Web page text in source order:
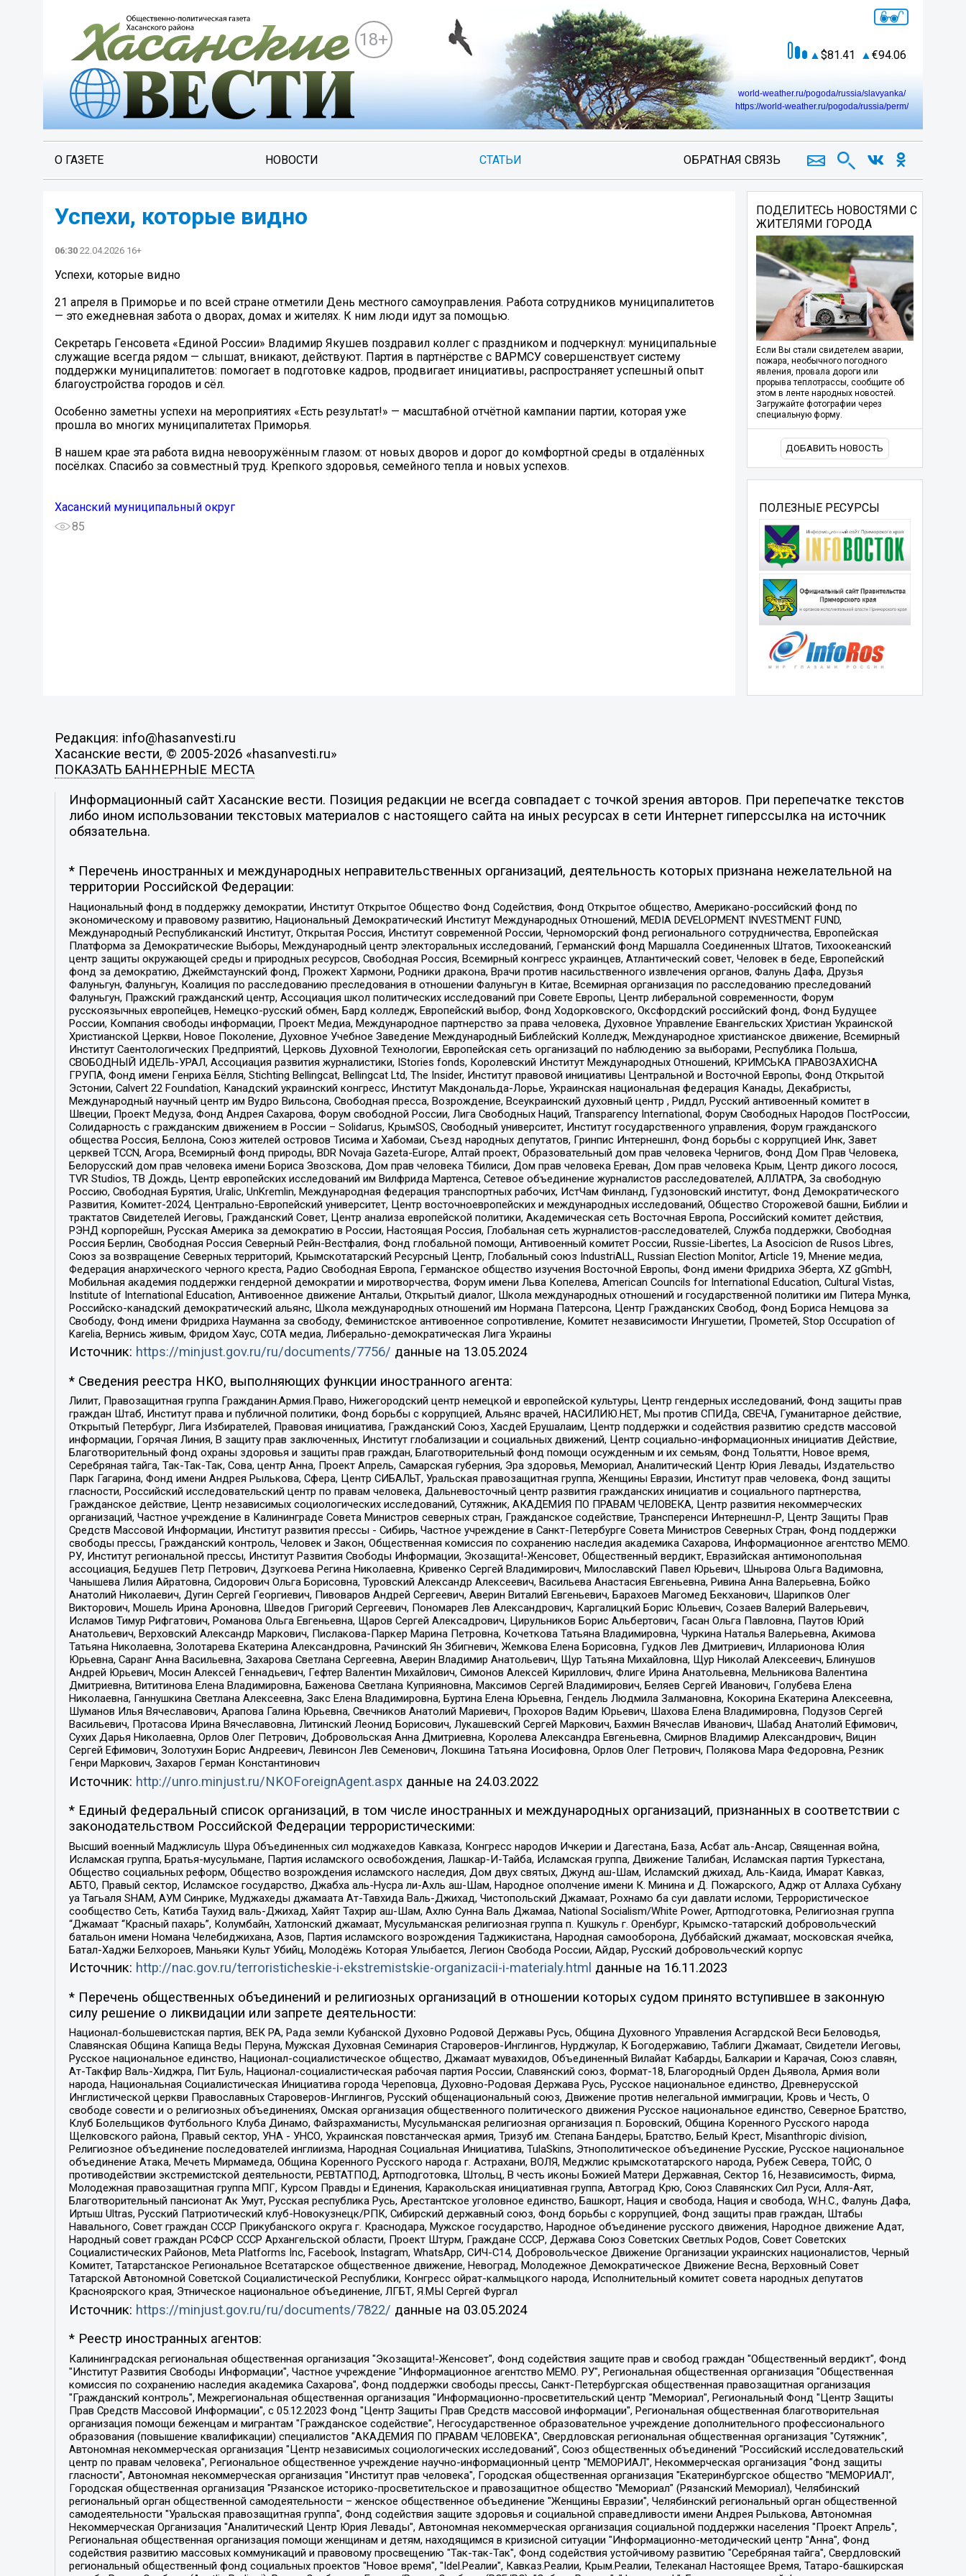
18+
81.41 94.06
world-weather.ru/pogoda/russia/slavyanka/
https://world-weather.ru/pogoda/russia/perm/
О ГАЗЕТЕ НОВОСТИ СТАТЬИ ОБРАТНАЯ СВЯЗЬ
Успехи, которые видно
06:30 22.04.2026 16+
Успехи, которые видно
21 апреля в Приморье и по всей стране отметили День местного самоуправления. Работа сотрудников муниципалитетов
— это ежедневная забота о дворах, домах и жителях. К ним люди идут за помощью.
Секретарь Генсовета «Единой России» Владимир Якушев поздравил коллег с праздником и подчеркнул: муниципальные
служащие всегда рядом — слышат, вникают, действуют. Партия в партнёрстве с ВАРМСУ совершенствует систему
поддержки муниципалитетов: помогает в подготовке кадров, продвигает инициативы, распространяет успешный опыт
благоустройства городов и сёл.
Особенно заметны успехи на мероприятиях «Есть результат!» — масштабной отчётной кампании партии, которая уже
прошла во многих муниципалитетах Приморья.
В нашем крае эта работа видна невооружённым глазом: от новых дворов и дорог до комфортной среды в отдалённых
посёлках. Спасибо за совместный труд. Крепкого здоровья, семейного тепла и новых успехов.
Хасанский муниципальный округ
85
ПОДЕЛИТЕСЬ НОВОСТЯМИ С
ЖИТЕЛЯМИ ГОРОДА
Если Вы стали свидетелем аварии,
пожара, необычного погодного
явления, провала дороги или
прорыва теплотрассы, сообщите об
этом в ленте народных новостей.
Загружайте фотографии через
специальную форму.
ДОБАВИТЬ НОВОСТЬ
ПОЛЕЗНЫЕ РЕСУРСЫ
Редакция: info@hasanvesti.ru
Хасанские вести, © 2005-2026 «hasanvesti.ru»
ПОКАЗАТЬ БАННЕРНЫЕ МЕСТА
Информационный сайт Хасанские вести. Позиция редакции не всегда совпадает с точкой зрения авторов. При перепечатке текстов
либо ином использовании текстовых материалов с настоящего сайта на иных ресурсах в сети Интернет гиперссылка на источник
обязательна.
* Перечень иностранных и международных неправительственных организаций, деятельность которых признана нежелательной на
территории Российской Федерации:
Национальный фонд в поддержку демократии, Институт Открытое Общество Фонд Содействия, Фонд Открытое общество, Американо-российский фонд по
экономическому и правовому развитию, Национальный Демократический Институт Международных Отношений, MEDIA DEVELOPMENT INVESTMENT FUND,
Международный Республиканский Институт, Открытая Россия, Институт современной России, Черноморский фонд регионального сотрудничества, Европейская
Платформа за Демократические Выборы, Международный центр электоральных исследований, Германский фонд Маршалла Соединенных Штатов, Тихоокеанский
центр защиты окружающей среды и природных ресурсов, Свободная Россия, Всемирный конгресс украинцев, Атлантический совет, Человек в беде, Европейский
фонд за демократию, Джеймстаунский фонд, Прожект Хармони, Родники дракона, Врачи против насильственного извлечения органов, Фалунь Дафа, Друзья
Фалуньгун, Фалуньгун, Коалиция по расследованию преследования в отношении Фалуньгун в Китае, Всемирная организация по расследованию преследований
Фалуньгун, Пражский гражданский центр, Ассоциация школ политических исследований при Совете Европы, Центр либеральной современности, Форум
русскоязычных европейцев, Немецко-русский обмен, Бард колледж, Европейский выбор, Фонд Ходорковского, Оксфордский российский фонд, Фонд Будущее
России, Компания свободы информации, Проект Медиа, Международное партнерство за права человека, Духовное Управление Евангельских Христиан Украинской
Христианской Церкви, Новое Поколение, Духовное Учебное Заведение Международный Библейский Колледж, Международное христианское движение, Всемирный
Институт Саентологических Предприятий, Церковь Духовной Технологии, Европейская сеть организаций по наблюдению за выборами, Республика Польша,
СВОБОДНЫЙ ИДЕЛЬ-УРАЛ, Ассоциация развития журналистики, IStories fonds, Королевский Институт Международных Отношений, КРИМСЬКА ПРАВОЗАХИСНА
ГРУПА, Фонд имени Генриха Бёлля, Stichting Bellingcat, Bellingcat Ltd, The Insider, Институт правовой инициативы Центральной и Восточной Европы, Фонд Открытой
Эстонии, Calvert 22 Foundation, Канадский украинский конгресс, Институт Макдональда-Лорье, Украинская национальная федерация Канады, Декабристы,
Международный научный центр им Вудро Вильсона, Свободная пресса, Возрождение, Всеукраинский духовный центр , Риддл, Русский антивоенный комитет в
Швеции, Проект Медуза, Фонд Андрея Сахарова, Форум свободной России, Лига Свободных Наций, Transparеncy International, Форум Свободных Народов ПостРоссии,
Солидарность с гражданским движением в России – Solidarus, КрымSOS, Свободный университет, Институт государственного управления, Форум гражданского
общества Россия, Беллона, Союз жителей островов Тисима и Хабомаи, Съезд народных депутатов, Гринпис Интернешнл, Фонд борьбы с коррупцией Инк, Завет
церквей TCCN, Агора, Всемирный фонд природы, BDR Novaja Gazeta-Europe, Алтай проект, Образовательный дом прав человека Чернигов, Фонд Дом Прав Человека,
Белорусский дом прав человека имени Бориса Звозскова, Дом прав человека Тбилиси, Дом прав человека Ереван, Дом прав человека Крым, Центр дикого лосося,
TVR Studios, ТВ Дождь, Центр европейских исследований им Вилфрида Мартенса, Сетевое объединение журналистов расследователей, АЛЛАТРА, За свободную
Россию, Свободная Бурятия, Uralic, UnKremlin, Международная федерация транспортных рабочих, ИстЧам Финланд, Гудзоновский институт, Фонд Демократического
Развития, Комитет-2024, Центрально-Европейский университет, Центр восточноевропейских и международных исследований, Общество Сторожевой башни, Библии и
трактатов Свидетелей Иеговы, Гражданский Совет, Центр анализа европейской политики, Академическая сеть Восточная Европа, Российский комитет действия,
РЭНД корпорейшн, Русская Америка за демократию в России, Настоящая Россия, Глобальная сеть журналистов-расследователей, Служба поддержки, Свободная
Россия Берлин, Свободная Россия Северный Рейн-Вестфалия, Фонд глобальной помощи, Антивоенный комитет России, Russie-Libertes, La Asocicion de Rusos Libres,
Союз за возвращение Северных территорий, Крымскотатарский Ресурсный Центр, Глобальный союз IndustriALL, Russian Election Monitor, Article 19, Мнение медиа,
Федерация анархического черного креста, Радио Свободная Европа, Германское общество изучения Восточной Европы, Фонд имени Фридриха Эберта, XZ gGmbH,
Мобильная академия поддержки гендерной демократии и миротворчества, Форум имени Льва Копелева, American Councils for International Education, Cultural Vistas,
Institute of International Education, Антивоенное движение Антальи, Открытый диалог, Школа международных отношений и государственной политики им Питера Мунка,
Российско-канадский демократический альянс, Школа международных отношений им Нормана Патерсона, Центр Гражданских Свобод, Фонд Бориса Немцова за
Свободу, Фонд имени Фридриха Науманна за свободу, Феминистское антивоенное сопротивление, Комитет независимости Ингушетии, Прометей, Stop Occupation of
Karelia, Вернись живым, Фридом Хаус, СОТА медиа, Либерально-демократическая Лига Украины
Источник: https://minjust.gov.ru/ru/documents/7756/ данные на 13.05.2024
* Сведения реестра НКО, выполняющих функции иностранного агента:
Лилит, Правозащитная группа Гражданин.Армия.Право, Нижегородский центр немецкой и европейской культуры, Центр гендерных исследований, Фонд защиты прав
граждан Штаб, Институт права и публичной политики, Фонд борьбы с коррупцией, Альянс врачей, НАСИЛИЮ.НЕТ, Мы против СПИДа, СВЕЧА, Гуманитарное действие,
Открытый Петербург, Лига Избирателей, Правовая инициатива, Гражданский Союз, Хасдей Ерушалаим, Центр поддержки и содействия развитию средств массовой
информации, Горячая Линия, В защиту прав заключенных, Институт глобализации и социальных движений, Центр социально-информационных инициатив Действие,
Благотворительный фонд охраны здоровья и защиты прав граждан, Благотворительный фонд помощи осужденным и их семьям, Фонд Тольятти, Новое время,
Серебряная тайга, Так-Так-Так, Сова, центр Анна, Проект Апрель, Самарская губерния, Эра здоровья, Мемориал, Аналитический Центр Юрия Левады, Издательство
Парк Гагарина, Фонд имени Андрея Рылькова, Сфера, Центр СИБАЛЬТ, Уральская правозащитная группа, Женщины Евразии, Институт прав человека, Фонд защиты
гласности, Российский исследовательский центр по правам человека, Дальневосточный центр развития гражданских инициатив и социального партнерства,
Гражданское действие, Центр независимых социологических исследований, Сутяжник, АКАДЕМИЯ ПО ПРАВАМ ЧЕЛОВЕКА, Центр развития некоммерческих
организаций, Частное учреждение в Калининграде Совета Министров северных стран, Гражданское содействие, Трансперенси Интернешнл-Р, Центр Защиты Прав
Средств Массовой Информации, Институт развития прессы - Сибирь, Частное учреждение в Санкт-Петербурге Совета Министров Северных Стран, Фонд поддержки
свободы прессы, Гражданский контроль, Человек и Закон, Общественная комиссия по сохранению наследия академика Сахарова, Информационное агентство МЕМО.
РУ, Институт региональной прессы, Институт Развития Свободы Информации, Экозащита!-Женсовет, Общественный вердикт, Евразийская антимонопольная
ассоциация, Бедушев Петр Петрович, Дзугкоева Регина Николаевна, Кривенко Сергей Владимирович, Милославский Павел Юрьевич, Шнырова Ольга Вадимовна,
Чанышева Лилия Айратовна, Сидорович Ольга Борисовна, Туровский Александр Алексеевич, Васильева Анастасия Евгеньевна, Ривина Анна Валерьевна, Бойко
Анатолий Николаевич, Дугин Сергей Георгиевич, Пивоваров Андрей Сергеевич, Аверин Виталий Евгеньевич, Барахоев Магомед Бекханович, Шарипков Олег
Викторович, Мошель Ирина Ароновна, Шведов Григорий Сергеевич, Пономарев Лев Александрович, Каргалицкий Борис Юльевич, Созаев Валерий Валерьевич,
Исламов Тимур Рифгатович, Романова Ольга Евгеньевна, Щаров Сергей Алексадрович, Цирульников Борис Альбертович, Гасан Ольга Павловна, Паутов Юрий
Анатольевич, Верховский Александр Маркович, Пислакова-Паркер Марина Петровна, Кочеткова Татьяна Владимировна, Чуркина Наталья Валерьевна, Акимова
Татьяна Николаевна, Золотарева Екатерина Александровна, Рачинский Ян Збигневич, Жемкова Елена Борисовна, Гудков Лев Дмитриевич, Илларионова Юлия
Юрьевна, Саранг Анна Васильевна, Захарова Светлана Сергеевна, Аверин Владимир Анатольевич, Щур Татьяна Михайловна, Щур Николай Алексеевич, Блинушов
Андрей Юрьевич, Мосин Алексей Геннадьевич, Гефтер Валентин Михайлович, Симонов Алексей Кириллович, Флиге Ирина Анатольевна, Мельникова Валентина
Дмитриевна, Вититинова Елена Владимировна, Баженова Светлана Куприяновна, Максимов Сергей Владимирович, Беляев Сергей Иванович, Голубева Елена
Николаевна, Ганнушкина Светлана Алексеевна, Закс Елена Владимировна, Буртина Елена Юрьевна, Гендель Людмила Залмановна, Кокорина Екатерина Алексеевна,
Шуманов Илья Вячеславович, Арапова Галина Юрьевна, Свечников Анатолий Мариевич, Прохоров Вадим Юрьевич, Шахова Елена Владимировна, Подузов Сергей
Васильевич, Протасова Ирина Вячеславовна, Литинский Леонид Борисович, Лукашевский Сергей Маркович, Бахмин Вячеслав Иванович, Шабад Анатолий Ефимович,
Сухих Дарья Николаевна, Орлов Олег Петрович, Добровольская Анна Дмитриевна, Королева Александра Евгеньевна, Смирнов Владимир Александрович, Вицин
Сергей Ефимович, Золотухин Борис Андреевич, Левинсон Лев Семенович, Локшина Татьяна Иосифовна, Орлов Олег Петрович, Полякова Мара Федоровна, Резник
Генри Маркович, Захаров Герман Константинович
Источник: http://unro.minjust.ru/NKOForeignAgent.aspxданные на 24.03.2022
* Единый федеральный список организаций, в том числе иностранных и международных организаций, признанных в соответствии с
законодательством Российской Федерации террористическими:
Высший военный Маджлисуль Шура Объединенных сил моджахедов Кавказа, Конгресс народов Ичкерии и Дагестана, База, Асбат аль-Ансар, Священная война,
Исламская группа, Братья-мусульмане, Партия исламского освобождения, Лашкар-И-Тайба, Исламская группа, Движение Талибан, Исламская партия Туркестана,
Общество социальных реформ, Общество возрождения исламского наследия, Дом двух святых, Джунд аш-Шам, Исламский джихад, Аль-Каида, Имарат Кавказ,
АБТО, Правый сектор, Исламское государство, Джабха аль-Нусра ли-Ахль аш-Шам, Народное ополчение имени К. Минина и Д. Пожарского, Аджр от Аллаха Субхану
уа Тагьаля SHAM, АУМ Синрике, Муджахеды джамаата Ат-Тавхида Валь-Джихад, Чистопольский Джамаат, Рохнамо ба суи давлати исломи, Террористическое
сообщество Сеть, Катиба Таухид валь-Джихад, Хайят Тахрир аш-Шам, Ахлю Сунна Валь Джамаа, National Socialism/White Power, Артподготовка, Религиозная группа
“Джамаат “Красный пахарь”, Колумбайн, Хатлонский джамаат, Мусульманская религиозная группа п. Кушкуль г. Оренбург, Крымско-татарский добровольческий
батальон имени Номана Челебиджихана, Азов, Партия исламского возрождения Таджикистана, Народная самооборона, Дуббайский джамаат, московская ячейка,
Батал-Хаджи Белхороев, Маньяки Культ Убийц, Молодёжь Которая Улыбается, Легион Свобода России, Айдар, Русский добровольческий корпус
Источник: http://nac.gov.ru/terroristicheskie-i-ekstremistskie-organizacii-i-materialy.html данные на 16.11.2023
* Перечень общественных объединений и религиозных организаций в отношении которых судом принято вступившее в законную
силу решение о ликвидации или запрете деятельности:
Национал-большевистская партия, ВЕК РА, Рада земли Кубанской Духовно Родовой Державы Русь, Община Духовного Управления Асгардской Веси Беловодья,
Славянская Община Капища Веды Перуна, Мужская Духовная Семинария Староверов-Инглингов, Нурджулар, К Богодержавию, Таблиги Джамаат, Свидетели Иеговы,
Русское национальное единство, Национал-социалистическое общество, Джамаат мувахидов, Объединенный Вилайат Кабарды, Балкарии и Карачая, Союз славян,
Ат-Такфир Валь-Хиджра, Пит Буль, Национал-социалистическая рабочая партия России, Славянский союз, Формат-18, Благородный Орден Дьявола, Армия воли
народа, Национальная Социалистическая Инициатива города Череповца, Духовно-Родовая Держава Русь, Русское национальное единство, Древнерусской
Инглистической церкви Православных Староверов-Инглингов, Русский общенациональный союз, Движение против нелегальной иммиграции, Кровь и Честь, О
свободе совести и о религиозных объединениях, Омская организация общественного политического движения Русское национальное единство, Северное Братство,
Клуб Болельщиков Футбольного Клуба Динамо, Файзрахманисты, Мусульманская религиозная организация п. Боровский, Община Коренного Русского народа
Щелковского района, Правый сектор, УНА - УНСО, Украинская повстанческая армия, Тризуб им. Степана Бандеры, Братство, Белый Крест, Misanthropic division,
Религиозное объединение последователей инглиизма, Народная Социальная Инициатива, TulaSkins, Этнополитическое объединение Русские, Русское национальное
объединение Атака, Мечеть Мирмамеда, Община Коренного Русского народа г. Астрахани, ВОЛЯ, Меджлис крымскотатарского народа, Рубеж Севера, ТОЙС, О
противодействии экстремистской деятельности, РЕВТАТПОД, Артподготовка, Штольц, В честь иконы Божией Матери Державная, Сектор 16, Независимость, Фирма,
Молодежная правозащитная группа МПГ, Курсом Правды и Единения, Каракольская инициативная группа, Автоград Крю, Союз Славянских Сил Руси, Алля-Аят,
Благотворительный пансионат Ак Умут, Русская республика Русь, Арестантское уголовное единство, Башкорт, Нация и свобода, Нация и свобода, W.H.С., Фалунь Дафа,
Иртыш Ultras, Русский Патриотический клуб-Новокузнецк/РПК, Сибирский державный союз, Фонд борьбы с коррупцией, Фонд защиты прав граждан, Штабы
Навального, Совет граждан СССР Прикубанского округа г. Краснодара, Мужское государство, Народное объединение русского движения, Народное движение Адат,
Народный совет граждан РСФСР СССР Архангельской области, Проект Штурм, Граждане СССР, Держава Союз Советских Светлых Родов, Совет Советских
Социалистических Районов, Meta Platforms Inc, Facebook, Instagram, WhatsApp, СИЧ-С14, Добровольческое Движение Организации украинских националистов, Черный
Комитет, Татарстанское Региональное Всетатарское общественное движение, Невоград, Молодежное Демократическое Движение Весна, Верховный Совет
Татарской Автономной Советской Социалистической Республики, Конгресс ойрат-калмыцкого народа, Исполнительный комитет совета народных депутатов
Красноярского края, Этническое национальное объединение, ЛГБТ, Я.МЫ Сергей Фургал
Источник: https://minjust.gov.ru/ru/documents/7822/ данные на 03.05.2024
* Реестр иностранных агентов:
Калининградская региональная общественная организация "Экозащита!-Женсовет", Фонд содействия защите прав и свобод граждан "Общественный вердикт", Фонд "Институт Развития Свободы Информации", Частное учреждение "Информационное агентство МЕМО. РУ", Региональная общественная организация "Общественная комиссия по сохранению наследия академика Сахарова", Фонд поддержки свободы прессы, Санкт-Петербургская общественная правозащитная организация "Гражданский контроль", Межрегиональная общественная организация "Информационно-просветительский центр "Мемориал", Региональный Фонд "Центр Защиты Прав Средств Массовой Информации", с 05.12.2023 Фонд "Центр Защиты Прав Средств массовой информации", Региональная общественная благотворительная организация помощи беженцам и мигрантам "Гражданское содействие", Негосударственное образовательное учреждение дополнительного профессионального образования (повышение квалификации) специалистов "АКАДЕМИЯ ПО ПРАВАМ ЧЕЛОВЕКА", Свердловская региональная общественная организация "Сутяжник", Автономная некоммерческая организация "Центр независимых социологических исследований", Союз общественных объединений "Российский исследовательский центр по правам человека", Региональное общественное учреждение научно-информационный центр "МЕМОРИАЛ", Некоммерческая организация "Фонд защиты гласности", Автономная некоммерческая организация "Институт прав человека", Городская общественная организация "Екатеринбургское общество "МЕМОРИАЛ", Городская общественная организация "Рязанское историко-просветительское и правозащитное общество "Мемориал" (Рязанский Мемориал), Челябинский региональный орган общественной самодеятельности – женское общественное объединение "Женщины Евразии", Челябинский региональный орган общественной самодеятельности "Уральская правозащитная группа", Фонд содействия защите здоровья и социальной справедливости имени Андрея Рылькова, Автономная Некоммерческая Организация "Аналитический Центр Юрия Левады", Автономная некоммерческая организация социальной поддержки населения "Проект Апрель", Региональная общественная организация помощи женщинам и детям, находящимся в кризисной ситуации "Информационно-методический центр "Анна", Фонд содействия развитию массовых коммуникаций и правовому просвещению "Так-так-Так", Фонд содействия устойчивому развитию "Серебряная тайга", Свердловский региональный общественный фонд социальных проектов "Новое время", "Idel.Реалии", Кавказ.Реалии, Крым.Реалии, Телеканал Настоящее Время, Татаро-башкирская служба Радио Свобода (Azatliq Radiosi), Радио Свободная Европа/Радио Свобода (PCE/PC), "Сибирь.Реалии", "Фактограф", Благотворительный фонд помощи осужденным и их семьям, Автономная некоммерческая организация "Институт глобализации и социальных движений", Фонд "В защиту прав заключенных", Частное учреждение "Центр поддержки и содействия развитию средств массовой информации", Пензенский региональный общественный благотворительный фонд "Гражданский союз", "Север.Реалии", Некоммерческая организация Фонд "Правовая инициатива", Общество с ограниченной ответственностью "Радио Свободная Европа/Радио Свобода", Чешское информационное агентство "MEDIUM-ORIENT", Красноярская региональная общественная организация "Мы против СПИДа", Камалягин Денис Николаевич, Маркелов Сергей Евгеньевич, Пономарев Лев Александрович, Савицкая Людмила Алексеевна, Автономная некоммерческая организация "Центр по работе с проблемой насилия "НАСИЛИЮ.НЕТ", Межрегиональный профессиональный союз работников здравоохранения "Альянс врачей", Юридическое лицо, зарегистрированное в Латвийской Республике, SIA "Medusa Project" (регистрационный номер 40103797863, дата регистрации 10.06.2014), Некоммерческая организация "Фонд по борьбе с коррупцией", Автономная некоммерческая организация "Институт права и публичной политики", Баданин Роман Сергеевич, Гликин Максим Александрович, Железнова Мария Михайловна, Лукьянова Юлия Сергеевна, Маетная Елизавета Витальевна, Маняхин Петр Борисович, Чуракова Ольга Владимировна, Ярош Юлия Петровна, Юридическое лицо "The Insider SIA", зарегистрированное в Риге, Латвийская Республика (дата регистрации 26.06.2015), являющееся администратором доменного имени интернет-издания "The Insider SIA", https://theins.ru, Постернак Алексей Евгеньевич, Рубин Михаил Аркадьевич, Анин Роман Александрович, Юридическое лицо Istories fonds, зарегистрированное в Латвийской Республике (регистрационный номер 50008295751, дата регистрации 24.02.2020), Великовский Дмитрий Александрович, Долинина Ирина Николаевна, Мароховская Алеся Алексеевна, Шлейнов Роман Юрьевич, Шмагун Олеся Валентиновна, Общество с ограниченной ответственностью "Альтаир 2021", Общество с ограниченной ответственностью "Вега 2021", Общество с ограниченной ответственностью "Главный редактор 2021", Общество с ограниченной ответственностью "Ромашки монолит", Важенков Артем Валерьевич, Ивановская областная общественная организация "Центр гендерных исследований", Гурман Юрий Альбертович, Медиапроект "ОВД-Инфо", Егоров Владимир Владимирович, Жилинский Владимир Александрович, Общество с ограниченной ответственностью "ЗП", Иванова София Юрьевна, Карезина Инна Павловна, Кильтау Екатерина Викторовна, Петров Алексей Викторович, Пискунов Сергей Евгеньевич, Смирнов Сергей Сергеевич, Тихонов Михаил Сергеевич, Общество с ограниченной ответственностью "ЖУРНАЛИСТ-ИНОСТРАННЫЙ АГЕНТ", Арапова Галина Юрьевна, Вольтская Татьяна Анатольевна, Американская компания "Mason G.E.S. Anonymous Foundation" (США), являющаяся владельцем интернет-издания https://mnews.world/, Компания "Stichting Bellingcat", зарегистрированная в Нидерландах (дата регистрации 11.07.2018), Захаров Андрей Вячеславович, Клепиковская Екатерина Дмитриевна, Общество с ограниченной ответственностью "МЕМО", Перл Роман Александрович, Симонов Евгений Алексеевич, Соловьева Елена Анатольевна, Сотников Даниил Владимирович, Сурначева Елизавета Дмитриевна, Автономная некоммерческая организация по защите прав человека и информированию населения "Якутия – Наше Мнение", Общество с ограниченной ответственностью "Москоу диджитал медиа", с 26.01.2023 Общество с ограниченной ответственностью "Чайка Белые сады", Ветошкина Валерия Валерьевна, Заговора Максим Александрович, Межрегиональное общественное движение "Российская ЛГБТ - сеть", Оленичев Максим Владимирович, Павлов Иван Юрьевич, Скворцова Елена Сергеевна, Общество с ограниченной ответственностью "Как бы инагент", Кочетков Игорь Викторович, Общество с ограниченной ответственностью "Честные выборы", Еланчик Олег Александрович, Общество с ограниченной ответственностью "Нобелевский призыв", Гималова Регина Эмилевна, Григорьев Андрей Валерьевич, Григорьева Алина Александровна, Ассоциация по содействию защите прав призывников, альтернативнослужащих и военнослужащих "Правозащитная группа "Гражданин.Армия.Право", Хисамова Регина Фаритовна, Автономная некоммерческая организация по реализации социально-правовых программ "Лилит", Дальневосточное общественное движение "Маяк", Санкт-Петербургская ЛГБТ-инициативная группа "Выход", Инициативная группа ЛГБТ+ "Реверс", Алексеев Андрей Викторович, Бекбулатова Таисия Львовна, Беляев Иван Михайлович, Владыкина Елена Сергеевна, Гельман Марат Александрович, Никульшина Вероника Юрьевна, Толоконникова Надежда Андреевна, Шендерович Виктор Анатольевич, Общество с ограниченной ответственностью "Данное сообщение", Общество с ограниченной ответственностью Издательский дом "Новая глава", Айнбиндер Александра Александровна, Московский комьюнити-центр для ЛГБТ+инициатив, Благотворительный фонд развития филантропии, Deutsche Welle (Германия, Kurt-Schumacher-Strasse 3, 53113 Bonn), Борзунова Мария Михайловна, Воробьев Виктор Викторович, Голубева Анна Львовна, Константинова Алла Михайловна, Малкова Ирина Владимировна, Мурадов Мурад Абдулгалимович, Осетинская Елизавета Николаевна, Понасенков Евгений Николаевич, Ганапольский Матвей Юрьевич, Киселев Евгений Алексеевич, Борухович Ирина Григорьевна, Дремин Иван Тимофеевич, Дубровский Дмитрий Викторович, Красноярская региональная общественная организация поддержки и развития альтернативных образовательных технологий и межкультурных коммуникаций "ИНТЕРРА", Маяковская Екатерина Алексеевна, Фейгин Марк Захарович, Филимонов Андрей Викторович, Дзугкоева Регина Николаевна, Доброхотов Роман Александрович, Дудь Юрий Александрович, Елкин Сергей Владимирович, Кругликов Кирилл Игоревич, Сабунаева Мария Леонидовна, Семенов Алексей Владимирович, Шаинян Карен Багратович, Шульман Екатерина Михайловна, Асафьев Артур Валерьевич, Вахштайн Виктор Семенович, Венедиктов Алексей Алексеевич, Лушникова Екатерина Евгеньевна, Волков Леонид Михайлович, Невзоров Александр Глебович, Пархоменко Сергей Борисович, Сироткин Ярослав Николаевич, Кара-Мурза Владимир Владимирович, Баранова Наталья Владимировна, Гозман Леонид Яковлевич, Кагарлицкий Борис Юльевич, Климарев Михаил Валерьевич, Милов Владимир Станиславович, Автономная некоммерческая организация Краснодарский центр современного искусства "Типография", Моргенштерн Алишер Тагирович, Соболь Любовь Эдуардовна, Общество с ограниченной ответственностью "ЛИЗА НОРМ", Каспаров Гарри Кимович, Ходорковский Михаил Борисович, Общество с ограниченной ответственностью "Апрельские тезисы", Данилович Ирина Брониславовна, Кашин Олег Владимирович, Петров Николай Владимирович, Пивоваров Алексей Владимирович, Соколов Михаил Владимирович, Цветкова Юлия Владимировна, Чичваркин Евгений Александрович, Комитет против пыток/Команда против пыток, Общество с ограниченной ответственностью "Первый научный", Общество с ограниченной ответственностью "Вертолет и ко", Белоцерковская Вероника Борисовна, Кац Максим Евгеньевич, Лазарева Татьяна Юрьевна, Шаведдинов Руслан Табризович, Яшин Илья Валерьевич, Общество с ограниченной ответственностью "Иноагент ААВ", Алешковский Дмитрий Петрович, Альбац Евгения Марковна, Быков Дмитрий Львович, Галямина Юлия Евгеньевна, Лойко Сергей Леонидович, Мартынов Кирилл Константинович, Медведев Сергей Александрович, Крашенинников Федор Геннадиевич, Гордеева Катерина Вл